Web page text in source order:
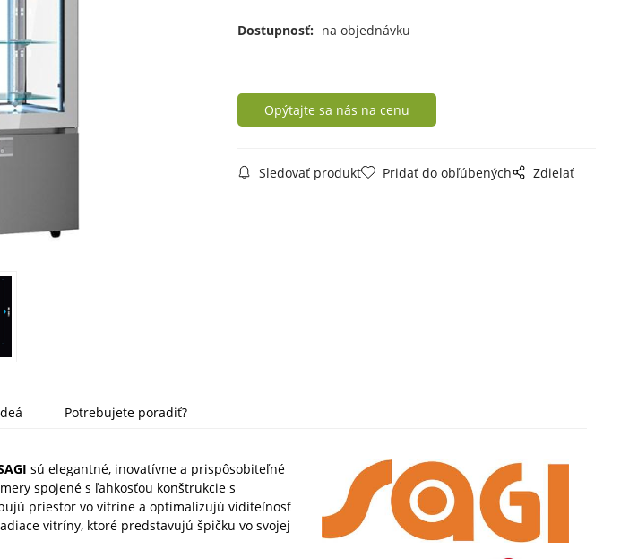
Dostupnosť: na objednávku
Opýtajte sa nás na cenu
Sledovať produkt Pridať do obľúbených Zdielať
Potrebujete poradiť?
sú elegantné, inovatívne a prispôsobiteľné
spojené s ľahkosťou konštrukcie s
priestor vo vitríne a optimalizujú viditeľnosť
vitríny, ktoré predstavujú špičku vo svojej